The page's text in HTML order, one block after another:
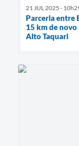
21 JUL 2025 -
Parceria entre
15 km de
Alto Taquari